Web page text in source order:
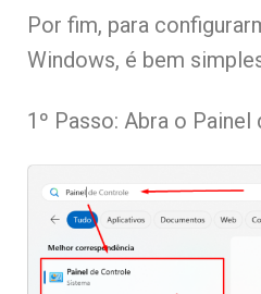
Por fim, para
Windows, é bem
1º Passo: Abra o